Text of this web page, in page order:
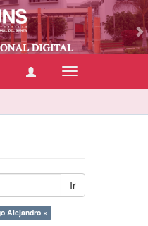
Cambiar
navegación
Ir
Alejandro ×